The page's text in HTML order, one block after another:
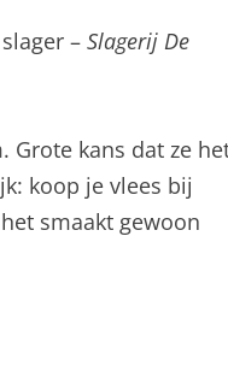
– Slagerij De
Grote kans dat ze
koop je vlees bij
smaakt gewoon